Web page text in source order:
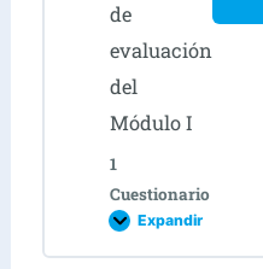
de
evaluación
del
Módulo I
1
Cuestionario
Expandir